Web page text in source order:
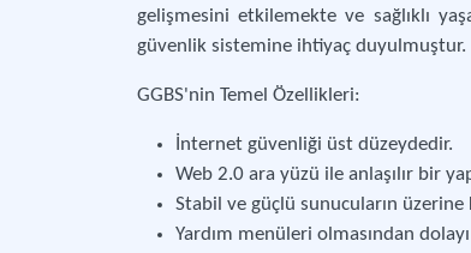
gelişmesini etkilemekte ve sağlıklı
güvenlik sistemine ihtiyaç duyulmuştur.
GGBS'nin Temel Özellikleri:
İnternet güvenliği üst düzeydedir.
Web 2.0 ara yüzü ile anlaşılır bir
Stabil ve güçlü sunucuların
Yardım menüleri olmasından